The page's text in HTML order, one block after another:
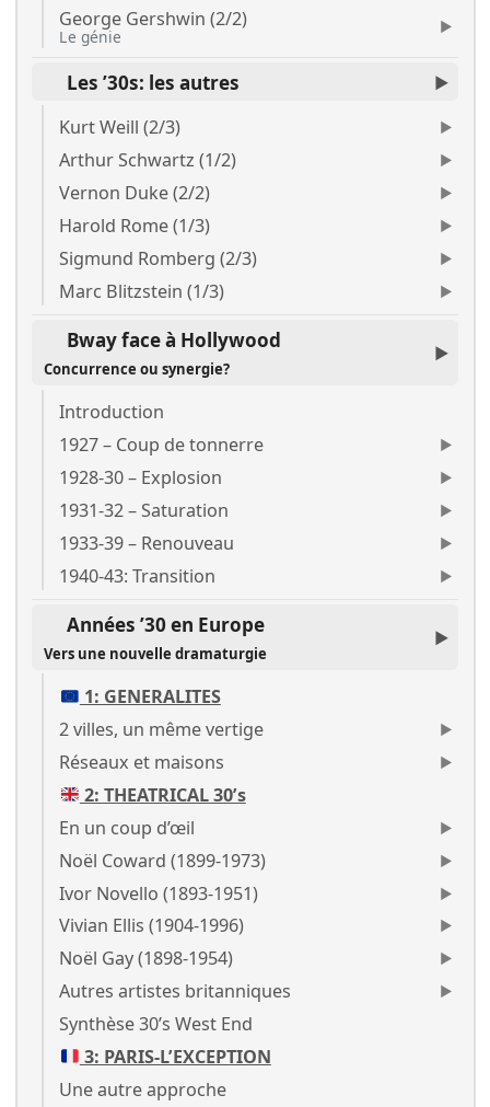
George Gershwin (2/2)
Le génie
Les ’30s: les autres
Kurt Weill (2/3)
Arthur Schwartz (1/2)
Vernon Duke (2/2)
Harold Rome (1/3)
Sigmund Romberg (2/3)
Marc Blitzstein (1/3)
Bway face à Hollywood
Concurrence ou synergie?
Introduction
1927 – Coup de tonnerre
1928-30 – Explosion
1931-32 – Saturation
1933-39 – Renouveau
1940-43: Transition
Années ’30 en Europe
Vers une nouvelle dramaturgie
1: GENERALITES
2 villes, un même vertige
Réseaux et maisons
2: THEATRICAL 30’s
En un coup d’œil
Noël Coward (1899-1973)
Ivor Novello (1893-1951)
Vivian Ellis (1904-1996)
Noël Gay (1898-1954)
Autres artistes britanniques
Synthèse 30’s West End
3: PARIS-L’EXCEPTION
Une autre approche